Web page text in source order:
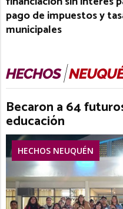
pago de impuestos y
municipales
Becaron a 64
educación
HECHOS NEUQUÉN